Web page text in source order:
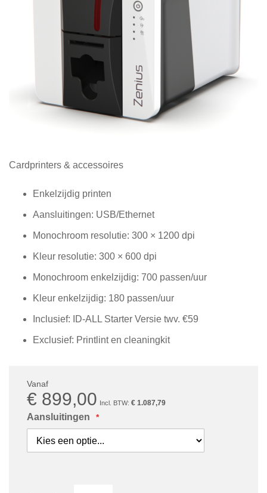
Cardprinters & accessoires
Enkelzijdig printen
Aansluitingen: USB/Ethernet
Monochroom resolutie: 300 × 1200 dpi
Kleur resolutie: 300 × 600 dpi
Monochroom enkelzijdig: 700 passen/uur
Kleur enkelzijdig: 180 passen/uur
Inclusief: ID-ALL Starter Versie twv. €59
Exclusief: Printlint en cleaningkit
Vanaf
€ 899,00 € 1.087,79
Aansluitingen
Ga
van
gallerij